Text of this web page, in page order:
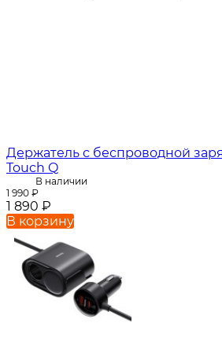
Держатель с беспроводной
Touch Q
В наличии
1 990 ₽
1 890 ₽
В корзину